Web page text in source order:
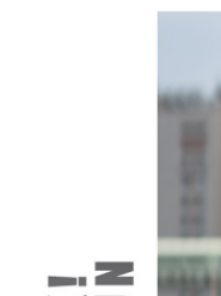
mempunyai sebarang
penggunaan pada data
peribadi yang disenaraikan
oleh AFTEE, sila jangan